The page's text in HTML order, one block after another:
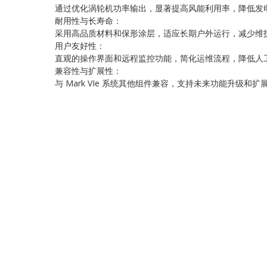
通过优化涡轮机功率输出，显著提高风能利用率，降低发
耐用性与长寿命：
采用高品质材料和保形涂层，适应长期户外运行，减少维
用户友好性：
直观的操作界面和远程监控功能，简化运维流程，降低人
兼容性与扩展性：
与 Mark VIe 系统其他组件兼容，支持未来功能升级和扩展